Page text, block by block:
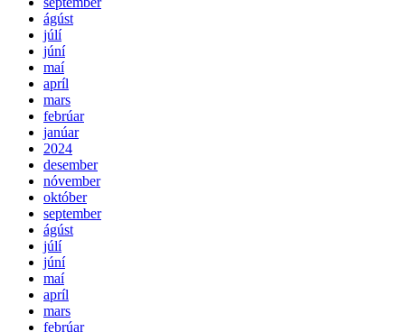
ágúst
júlí
júní
maí
apríl
mars
febrúar
janúar
2024
desember
nóvember
október
september
ágúst
júlí
júní
maí
apríl
mars
febrúar